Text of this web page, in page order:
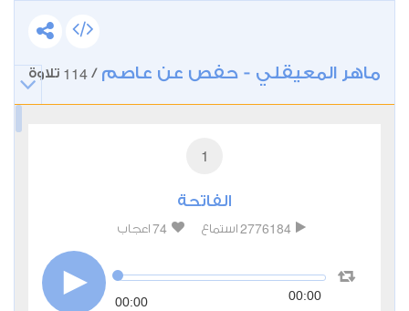
ماهر المعيقلي - حفص عن عاصم /
114 تلاوة
1
الفاتحة
2776184 استماع 74 اعجاب
00:00 00:00